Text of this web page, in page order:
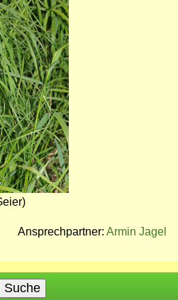
Ansprechpartner: Armin Jagel